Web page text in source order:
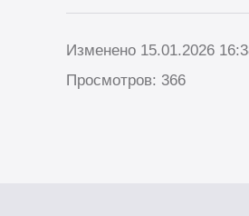
Изменено 15.01.2026
Просмотров: 366